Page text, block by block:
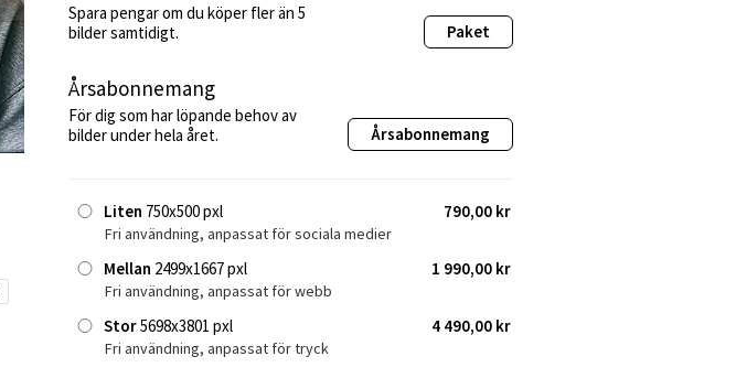
Spara pengar om du köper fler än 5
bilder samtidigt.
Paket
Årsabonnemang
För dig som har löpande behov av
bilder under hela året.
Årsabonnemang
Liten 750x500 pxl 790,00 kr
Fri användning, anpassat för sociala medier
Mellan 2499x1667 pxl 1 990,00 kr
Fri användning, anpassat för webb
Stor5698x3801 pxl 4 490,00 kr
Fri användning, anpassat för tryck